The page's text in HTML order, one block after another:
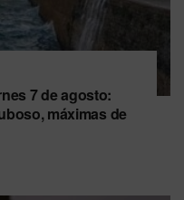
7 de agosto:
máximas de